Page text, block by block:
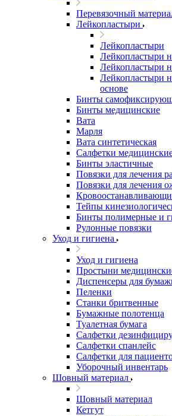
Перевязочный
Лейкопластыри
Лейкопластыри
Лейкопластыри
Лейкопластыри
Лейкопластыри
основе
Бинты
Бинты медицинские
Вата
Марля
Вата синтетическая
Салфетки
Бинты эластичные
Повязки для лечения
Повязки для лечения
Тейпы
Бинты полимерные и
Рулонные повязки
Уход и гигиена
Уход и гигиена
Простыни
Диспенсеры для
Пеленки
Станки бритвенные
Бумажные полотенца
Туалетная бумага
Салфетки
Салфетки спанлейс
Салфетки для
Уборочный инвентарь
Шовный материал
Шовный материал
Кетгут